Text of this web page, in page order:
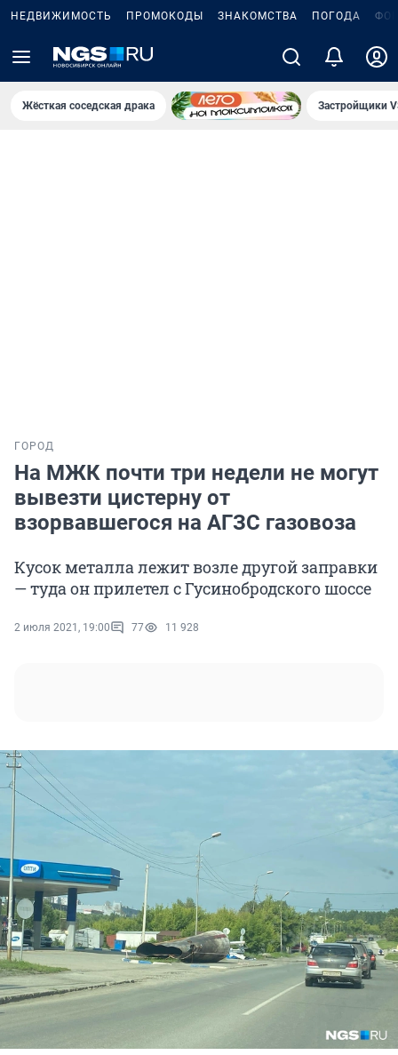
НЕДВИЖИМОСТЬ ПРОМОКОДЫ ЗНАКОМСТВА ПОГОДА
Жёсткая соседская драка Застройщики
ГОРОД
На МЖК почти три недели не могут
вывезти цистерну от
взорвавшегося на АГЗС газовоза
Кусок металла лежит возле другой заправки
— туда он прилетел с Гусинобродского шоссе
2 июля 2021, 19:00 77 11 928